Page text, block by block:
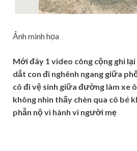
Ảnh minh họa
Mới đây 1 video công cộng ghi
dắt con đi nghênh ngang giữa
cô đi vệ sinh giữa đường làm xe
không nhìn thấy chèn qua cô bé
phẫn nộ vì hành vi người mẹ